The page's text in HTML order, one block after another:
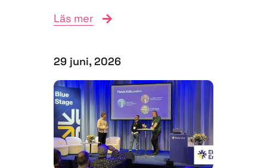
att...
Läs mer
29 juni, 2026